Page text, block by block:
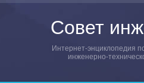
Совет
Интернет-энциклопедия
инженерно-